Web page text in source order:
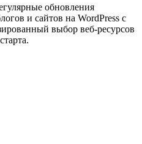
обновления
и сайтов на WordPress с
выбор веб-ресурсов